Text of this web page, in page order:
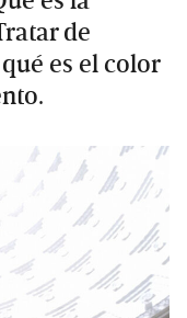
de
es el color